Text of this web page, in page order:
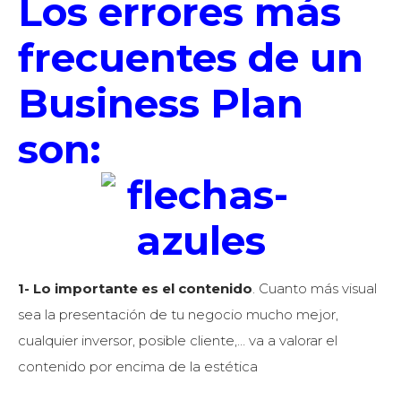
Los errores más
frecuentes de un
Business Plan
son:
1- Lo importante es el contenido. Cuanto más visual
sea la presentación de tu negocio mucho mejor,
cualquier inversor, posible cliente,… va a valorar el
contenido por encima de la estética